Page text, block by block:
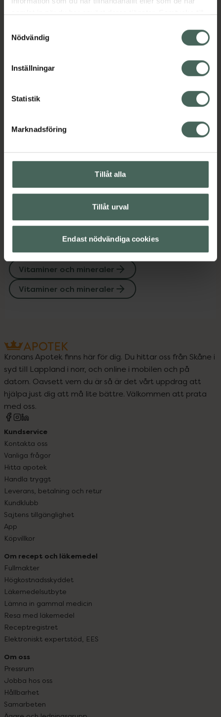
samlat in när du har använt deras tjänster. Samtycke till
återkalla ditt samtycke via webbplatsens
cookieinställningar. Ett återkallat samtycke påverkar inte
lagligheten av behandling som skett innan återkallelsen.
Nödvändig
Inställningar
Statistik
Marknadsföring
Tillåt alla
Tillåt urval
Endast nödvändiga cookies
Veganskt kosttillskott
Vitaminer och mineraler
Visa
Visa
Upptäck flera produkter inom
Kosttillskott
Kosttillskott
Veganskt kosttillskott
Vitaminer och mineraler
Vitaminer och mineraler
Kronans Apotek finns här för dig. Du hittar oss från Skåne i
syd till Lappland i norr, och online i mobilen och på
datorn. Oavsett vem du är så är det vårt uppdrag att
hjälpa just dig att må lite bättre. Välkommen att prata
med oss.
Kundservice
Kontakta oss
Vanliga frågor
Hitta apotek
Handla tryggt
Leverans, betalning och retur
Kundklubb
Sajtens tillgänglighet
App
Köpvillkor
Om recept och läkemedel
Fullmakter
Högkostnadsskyddet
Läkemedelsutbyte
Lämna in gammal medicin
Resa med läkemedel
Receptregistret
Elektroniskt expertstöd, EES
Om oss
Pressrum
Jobba hos oss
Hållbarhet
Samarbeten